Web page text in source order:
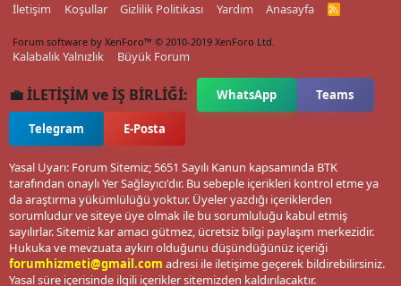
İletişim
Koşullar Gizlilik Politikası Yardım Anasayfa
R
Forum software by XenForo™ © 2010-2019 XenForo Ltd.
Kalabalık Yalnızlık Büyük Forum
💼 İLETİŞİM ve İŞ BİRLİĞİ: WhatsApp Teams
Telegram E-Posta
Yasal Uyarı: Forum Sitemiz; 5651 Sayılı Kanun kapsamında BTK
tarafından onaylı Yer Sağlayıcı'dır. Bu sebeple içerikleri kontrol etme ya
da araştırma yükümlülüğü yoktur. Üyeler yazdığı içeriklerden
sorumludur ve siteye üye olmak ile bu sorumluluğu kabul etmiş
sayılırlar. Sitemiz kar amacı gütmez, ücretsiz bilgi paylaşım merkezidir.
Hukuka ve mevzuata aykırı olduğunu düşündüğünüz içeriği
forumhizmeti@gmail.com adresi ile iletişime geçerek bildirebilirsiniz.
Yasal süre içerisinde ilgili içerikler sitemizden kaldırılacaktır.